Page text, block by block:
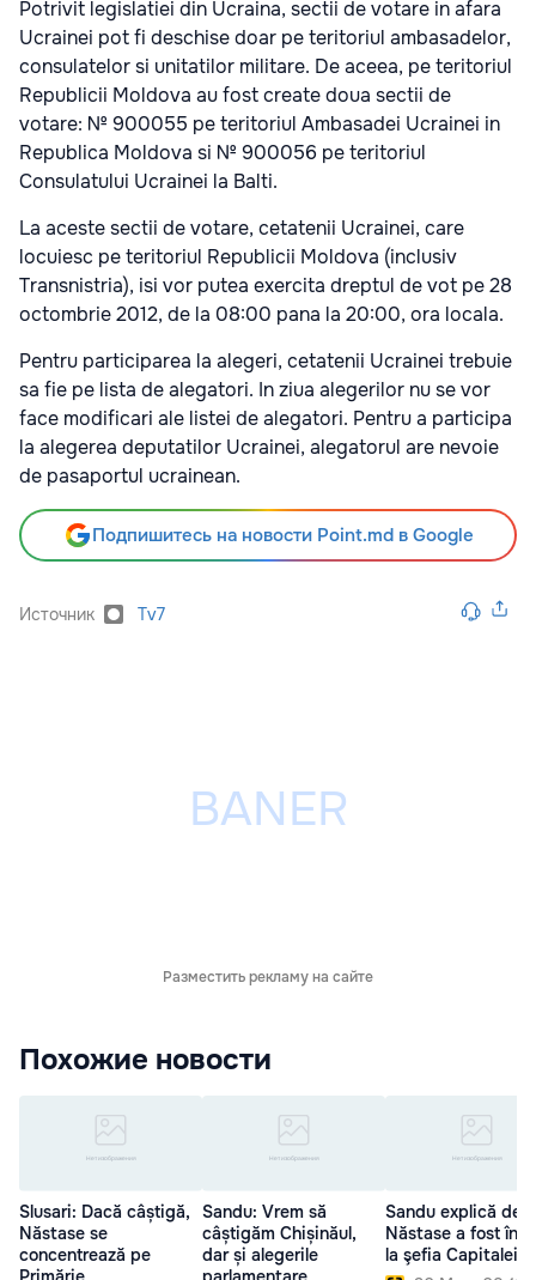
Potrivit legislatiei din Ucraina, sectii de votare in afara
Ucrainei pot fi deschise doar pe teritoriul ambasadelor,
consulatelor si unitatilor militare. De aceea, pe teritoriul
Republicii Moldova au fost create doua sectii de
votare: № 900055 pe teritoriul Ambasadei Ucrainei in
Republica Moldova si № 900056 pe teritoriul
Consulatului Ucrainei la Balti.
La aceste sectii de votare, cetatenii Ucrainei, care
locuiesc pe teritoriul Republicii Moldova (inclusiv
Transnistria), isi vor putea exercita dreptul de vot pe 28
octombrie 2012, de la 08:00 pana la 20:00, ora locala.
Pentru participarea la alegeri, cetatenii Ucrainei trebuie
sa fie pe lista de alegatori. In ziua alegerilor nu se vor
face modificari ale listei de alegatori. Pentru a participa
la alegerea deputatilor Ucrainei, alegatorul are nevoie
de pasaportul ucrainean.
Подпишитесь на новости Point.md в Google
Источник Tv7
Разместить рекламу на сайте
Похожие новости
Slusari: Dacă câștigă,
Năstase se
concentrează pe
Sandu: Vrem să
câștigăm Chișinăul,
dar și alegerile
Sandu explică de
Năstase a fost
la şefia Capitalei